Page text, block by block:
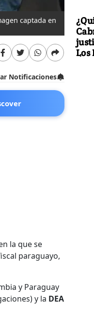
captada en
Notificaciones
la que se
paraguayo,
y Paraguay
y la DEA
Los